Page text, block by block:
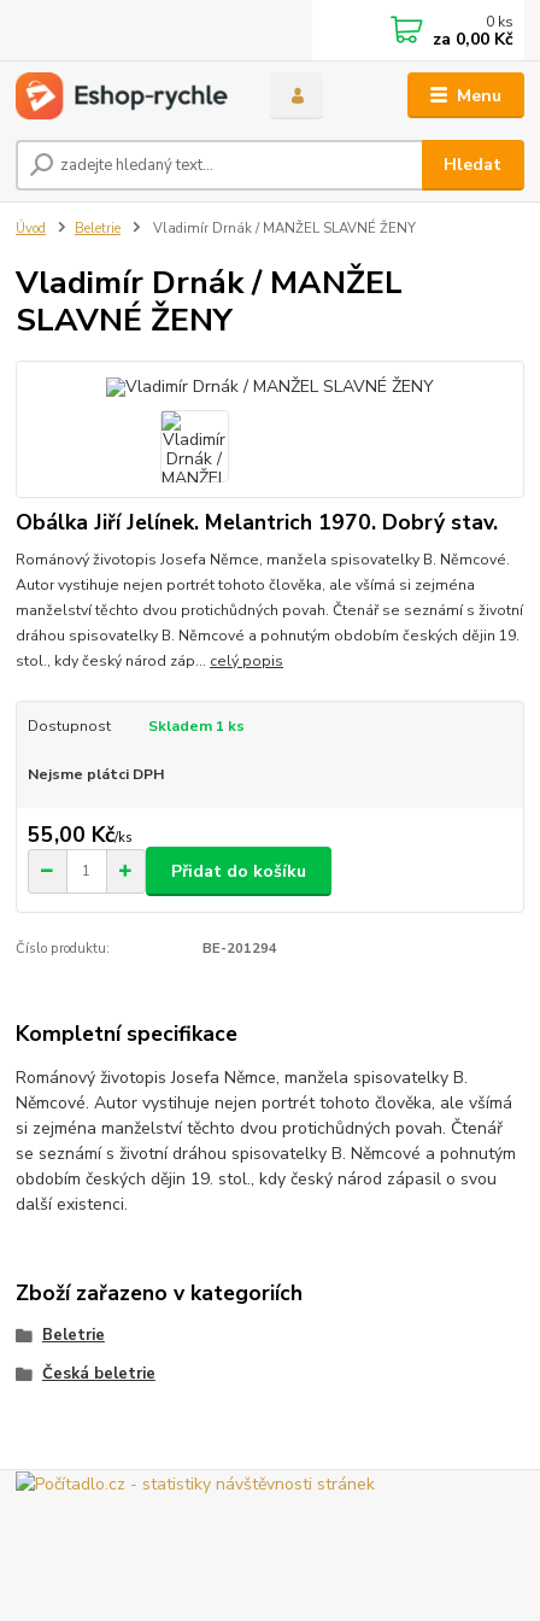
Menu
Hledat
0 ks
za 0,00 Kč
Úvod Beletrie Vladimír Drnák / MANŽEL SLAVNÉ ŽENY
Vladimír Drnák / MANŽEL
SLAVNÉ ŽENY
Obálka Jiří Jelínek. Melantrich 1970. Dobrý stav.
Románový životopis Josefa Němce, manžela spisovatelky B. Němcové.
Autor vystihuje nejen portrét tohoto člověka, ale všímá si zejména
manželství těchto dvou protichůdných povah. Čtenář se seznámí s životní
dráhou spisovatelky B. Němcové a pohnutým obdobím českých dějin 19.
stol., kdy český národ záp... celý popis
Dostupnost Skladem 1 ks
Nejsme plátci DPH
55,00 Kč/ks
Přidat do košíku
Číslo produktu: BE-201294
Kompletní specifikace
Románový životopis Josefa Němce, manžela spisovatelky B.
Němcové. Autor vystihuje nejen portrét tohoto člověka, ale všímá
si zejména manželství těchto dvou protichůdných povah. Čtenář
se seznámí s životní dráhou spisovatelky B. Němcové a pohnutým
obdobím českých dějin 19. stol., kdy český národ zápasil o svou
další existenci.
Zboží zařazeno v kategoriích
Beletrie
Česká beletrie